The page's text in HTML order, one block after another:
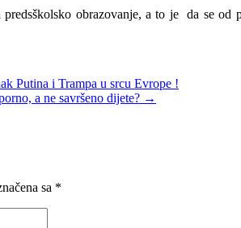
obrazovanje, a to je da se
Putina i Trampa u srcu Evrope !
a ne savršeno dijete? →
sa *